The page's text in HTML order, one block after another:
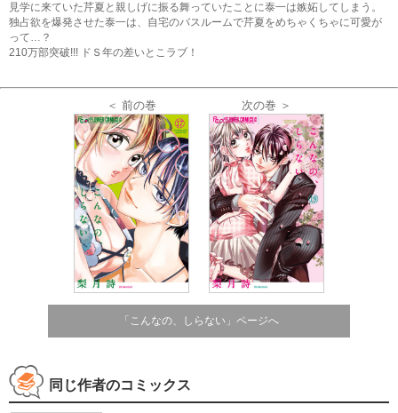
見学に来ていた芹夏と親しげに振る舞っていたことに泰一は嫉妬してしまう。
独占欲を爆発させた泰一は、自宅のバスルームで芹夏をめちゃくちゃに可愛が
って…？
210万部突破!!! ドＳ年の差いとこラブ！
＜ 前の巻 次の巻 ＞
「こんなの、しらない」ページへ
同じ作者のコミックス